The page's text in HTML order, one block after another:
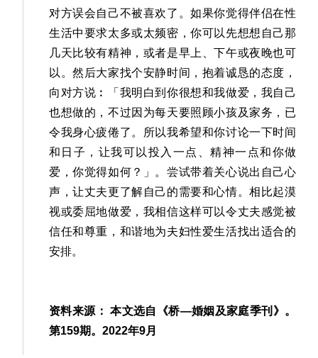
对方误会自己不被喜欢了。如果你觉得伴侣在性
生活中要求太多或太频密，你可以先想想自己那
几天比较有精神，或者是早上、下午或夜晚也可
以。然后大家找个安静时间，抱着诚恳的态度，
向对方说︰「我明白到你很想和我做爱，我自己
也想做的，不过因为每天要照顾小孩及家务，已
令我身心疲倦了。所以我希望和你讨论一下时间
和日子，让我可以投入一点、精神一点和你做
爱，你觉得如何？」。尝试带着关心说出自己心
声，让丈夫更了解自己的需要和心情。相比起漠
视或委屈地做爱，我相信这样可以令丈夫感觉被
信任和尊重，和谐地为夫妇性爱生活找出适合的
安排。
资料来源： 本文选自《桥—婚姻及家庭季刊》。
第159期。2022年9月